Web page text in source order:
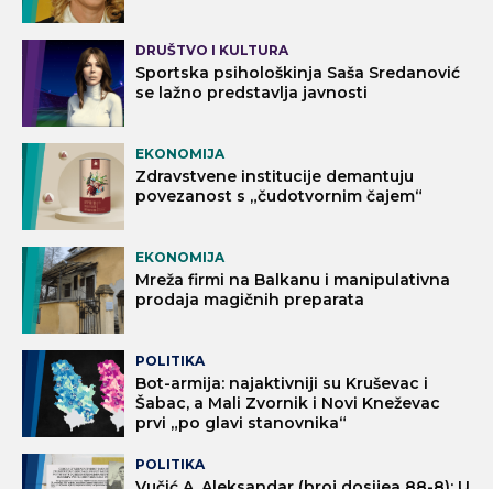
DRUŠTVO I KULTURA
Sportska psihološkinja Saša Sredanović
se lažno predstavlja javnosti
EKONOMIJA
Zdravstvene institucije demantuju
povezanost s „čudotvornim čajem“
EKONOMIJA
Mreža firmi na Balkanu i manipulativna
prodaja magičnih preparata
POLITIKA
Bot-armija: najaktivniji su Kruševac i
Šabac, a Mali Zvornik i Novi Kneževac
prvi „po glavi stanovnika“
POLITIKA